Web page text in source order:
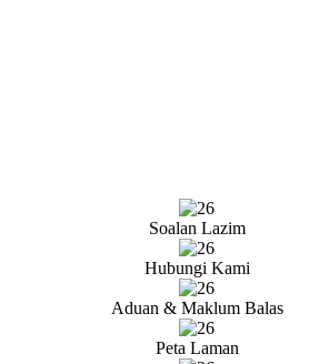
Soalan Lazim
Hubungi Kami
Aduan & Maklum Balas
Peta Laman